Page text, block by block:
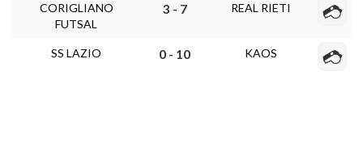
CORIGLIANO
FUTSAL
3 - 7 REAL RIETI
SS LAZIO 0 - 10 KAOS